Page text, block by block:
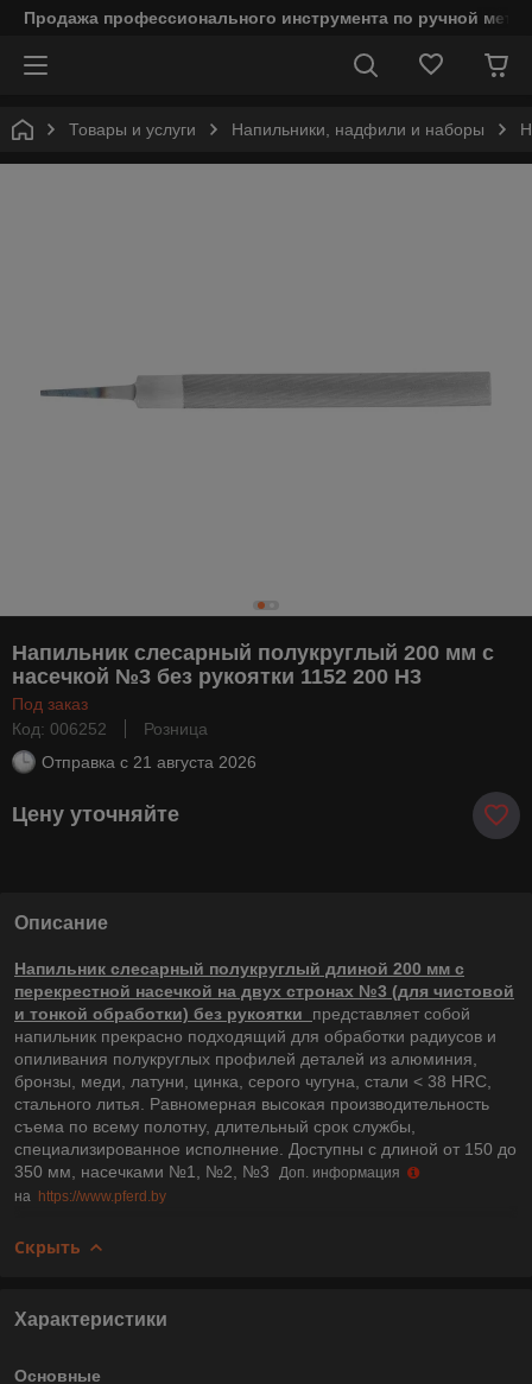
Продажа профессионального инструмента по ручной
Товары и услуги Напильники, надфили и наборы
Напильник слесарный полукруглый 200 мм с
насечкой №3 без рукоятки 1152 200 Н3
Под заказ
Код: 006252
Розница
Отправка с 21 августа 2026
Цену уточняйте
Описание
Напильник слесарный полукруглый длиной 200 мм с
перекрестной насечкой на двух стронах №3 (для чистовой
и тонкой обработки) без рукоятки представляет собой
напильник прекрасно подходящий для обработки радиусов и
опиливания полукруглых профилей деталей из алюминия,
бронзы, меди, латуни, цинка, серого чугуна, стали < 38 HRC,
стального литья. Равномерная высокая производительность
съема по всему полотну, длительный срок службы,
специализированное исполнение. Доступны с длиной от 150 до
350 мм, насечками №1, №2, №3
Доп. информация
на https://www.pferd.by
Скрыть
Характеристики
Основные